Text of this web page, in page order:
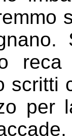
scritti
per